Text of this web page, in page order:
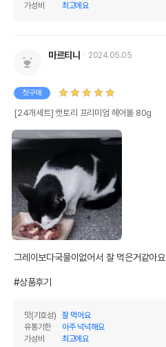
가성비
최고에요
마르티나 2024.05.05
첫구매
[24개세트] 캣토리 프리미엄 헤어볼 80g
그레이보다국물이없어서 잘 먹은거같아요
#상품후기
맛(기호성)
잘 먹어요
유통기한
아주 넉넉해요
가성비
최고에요